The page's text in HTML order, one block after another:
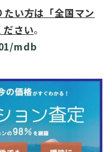
い方は「全国マン
ださい。
mdb